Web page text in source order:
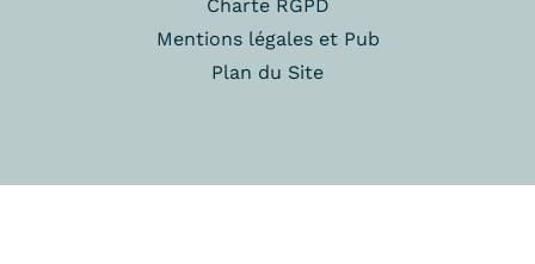
Charte RGPD
Mentions légales et Pub
Plan du Site